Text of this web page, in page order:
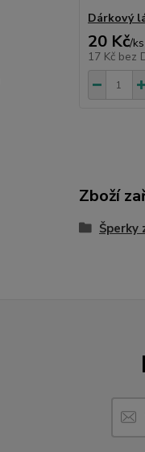
Dárkový
20 Kč/ks
17 Kč bez
Zboží
Šperky